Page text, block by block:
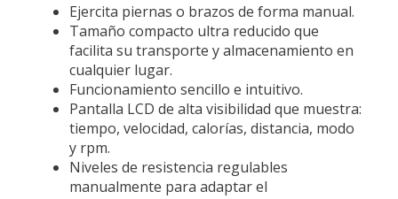
Ejercita piernas o brazos de forma manual.
Tamaño compacto ultra reducido que
facilita su transporte y almacenamiento en
cualquier lugar.
Funcionamiento sencillo e intuitivo.
Pantalla LCD de alta visibilidad que muestra:
tiempo, velocidad, calorías, distancia, modo
y rpm.
Niveles de resistencia regulables
manualmente para adaptar el